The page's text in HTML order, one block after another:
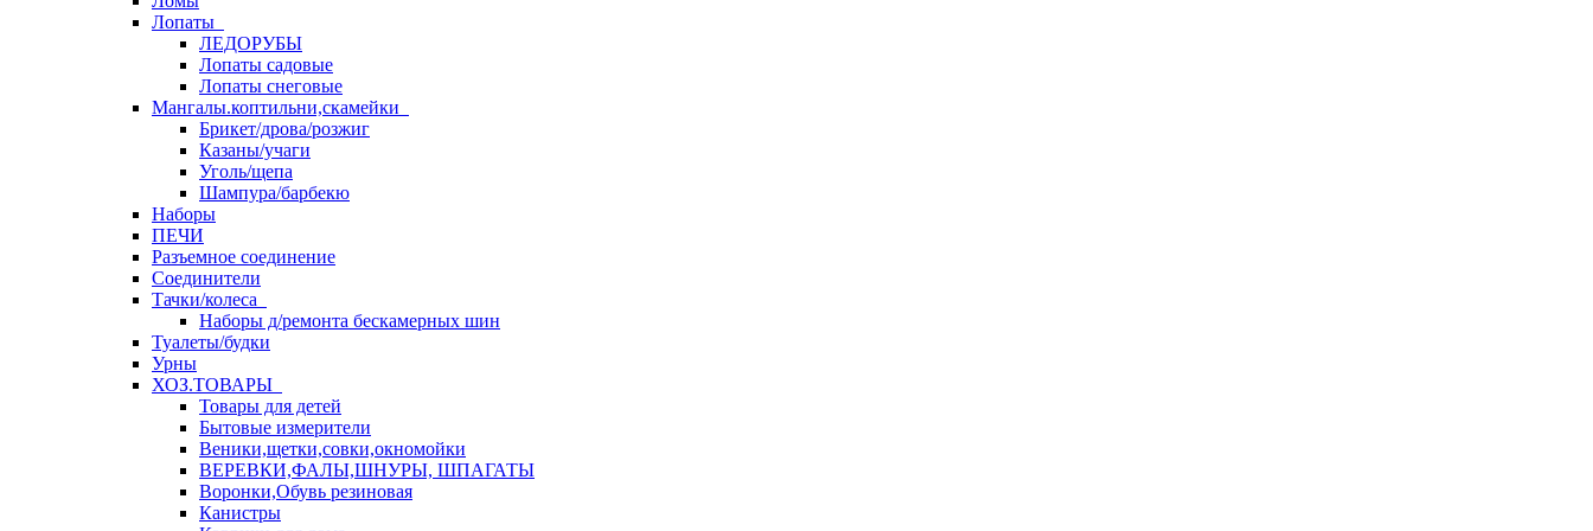
Лопаты
ЛЕДОРУБЫ
Лопаты садовые
Лопаты снеговые
Мангалы.коптильни,скамейки
Брикет/дрова/розжиг
Казаны/учаги
Уголь/щепа
Шампура/барбекю
Наборы
ПЕЧИ
Разъемное соединение
Соединители
Тачки/колеса
Наборы д/ремонта бескамерных шин
Туалеты/будки
Урны
ХОЗ.ТОВАРЫ
Товары для детей
Бытовые измерители
Веники,щетки,совки,окномойки
ВЕРЕВКИ,ФАЛЫ,ШНУРЫ, ШПАГАТЫ
Воронки,Обувь резиновая
Канистры